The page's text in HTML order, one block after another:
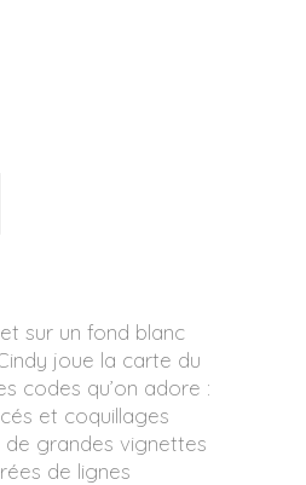
sur un fond blanc
joue la carte du
codes qu’on adore :
et coquillages
de grandes vignettes
de lignes